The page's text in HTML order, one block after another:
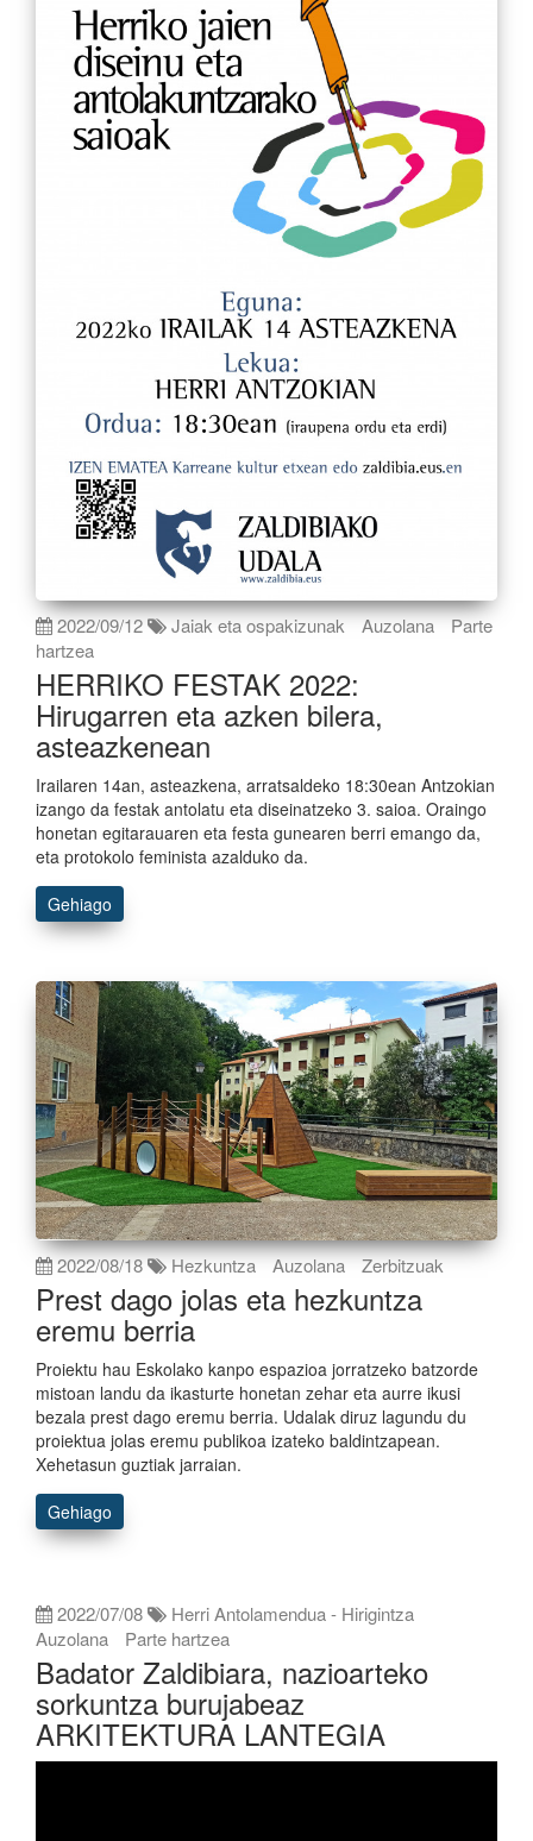
2022/09/12 Jaiak eta ospakizunak Auzolana
Parte
hartzea
HERRIKO FESTAK 2022:
Hirugarren eta azken bilera,
asteazkenean
Irailaren 14an, asteazkena, arratsaldeko 18:30ean Antzokian
izango da festak antolatu eta diseinatzeko 3. saioa. Oraingo
honetan egitarauaren eta festa gunearen berri emango da,
eta protokolo feminista azalduko da.
Gehiago
2022/08/18 Hezkuntza Auzolana Zerbitzuak
Prest dago jolas eta hezkuntza
eremu berria
Proiektu hau Eskolako kanpo espazioa jorratzeko batzorde
mistoan landu da ikasturte honetan zehar eta aurre ikusi
bezala prest dago eremu berria. Udalak diruz lagundu du
proiektua jolas eremu publikoa izateko baldintzapean.
Xehetasun guztiak jarraian.
Gehiago
2022/07/08
Herri Antolamendua - Hirigintza
Auzolana
Parte hartzea
Badator Zaldibiara, nazioarteko
sorkuntza burujabeaz
ARKITEKTURA LANTEGIA